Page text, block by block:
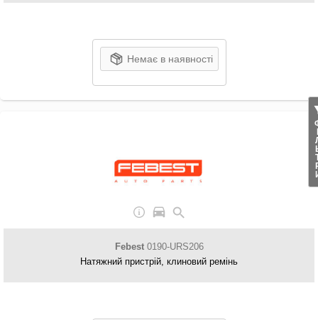
Немає в наявності
Febest0190-URS206
Натяжний пристрій, клиновий ремінь